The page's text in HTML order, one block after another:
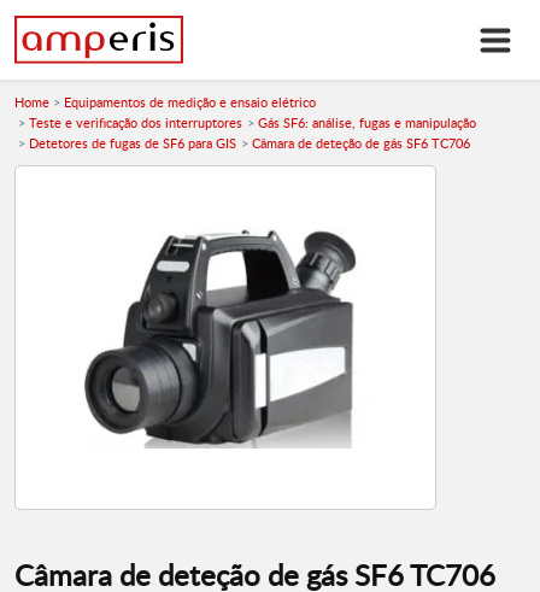
Home
Equipamentos de medição e ensaio elétrico
Teste e verificação dos interruptores
Gás SF6: análise, fugas e manipulação
Detetores de fugas de SF6 para GIS
Câmara de deteção de gás SF6 TC706
Câmara de deteção de gás SF6 TC706